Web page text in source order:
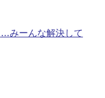
…みーんな解決して